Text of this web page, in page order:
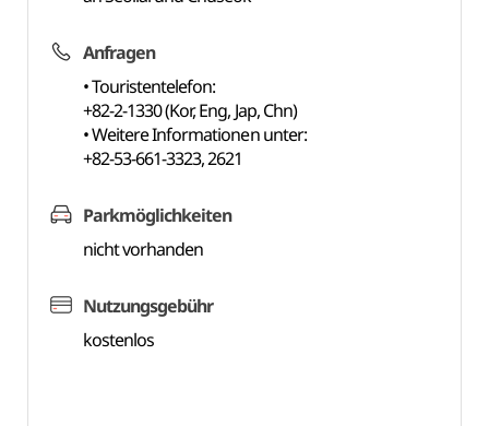
Anfragen
• Touristentelefon:
+82-2-1330 (Kor, Eng, Jap, Chn)
• Weitere Informationen unter:
+82-53-661-3323, 2621
Parkmöglichkeiten
nicht vorhanden
Nutzungsgebühr
kostenlos